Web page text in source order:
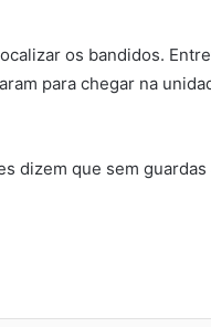
os bandidos.
para chegar na
dizem que sem guardas